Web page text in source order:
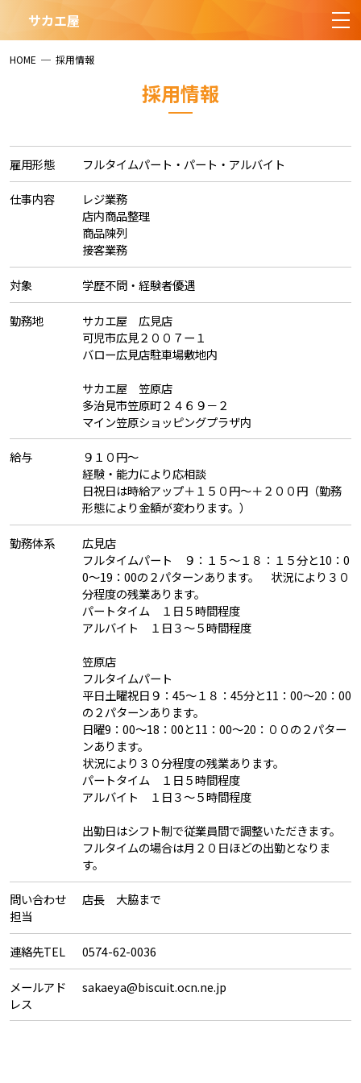
サカエ屋
HOME ─ 採用情報
採用情報
雇用形態 フルタイムパート・パート・アルバイト
仕事内容
レジ業務
店内商品整理
商品陳列
接客業務
対象 学歴不問・経験者優遇
勤務地
サカエ屋 広見店
可児市広見２００７ー１
バロー広見店駐車場敷地内
サカエ屋 笠原店
多治見市笠原町２４６９－２
マイン笠原ショッピングプラザ内
給与
９１０円～
経験・能力により応相談
日祝日は時給アップ＋１５０円～＋２００円（勤務
形態により金額が変わります。）
勤務体系
広見店
フルタイムパート ９：１５～１８：１５分と10：0
0～19：00の２パターンあります。 状況により３０
分程度の残業あります。
パートタイム １日５時間程度
アルバイト １日３～５時間程度
笠原店
フルタイムパート
平日土曜祝日９：45～１８：45分と11：00～20：00
の２パターンあります。
日曜9：00～18：00と11：00～20：００の２パター
ンあります。
状況により３０分程度の残業あります。
パートタイム １日５時間程度
アルバイト １日３～５時間程度
出勤日はシフト制で従業員間で調整いただきます。
フルタイムの場合は月２０日ほどの出勤となりま
す。
問い合わせ
担当
店長 大脇まで
連絡先TEL 0574-62-0036
メールアド
レス
sakaeya@biscuit.ocn.ne.jp